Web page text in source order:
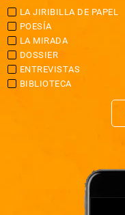
LA JIRIBILLA DE PAPEL
POESÍA
LA MIRADA
DOSSIER
ENTREVISTAS
BIBLIOTECA